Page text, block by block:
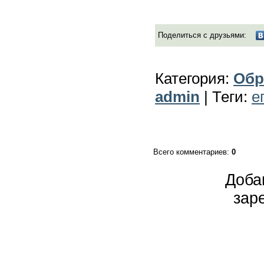
Поделиться с друзьями:
Категория:
admin | Теги:
Всего комментариев: 0